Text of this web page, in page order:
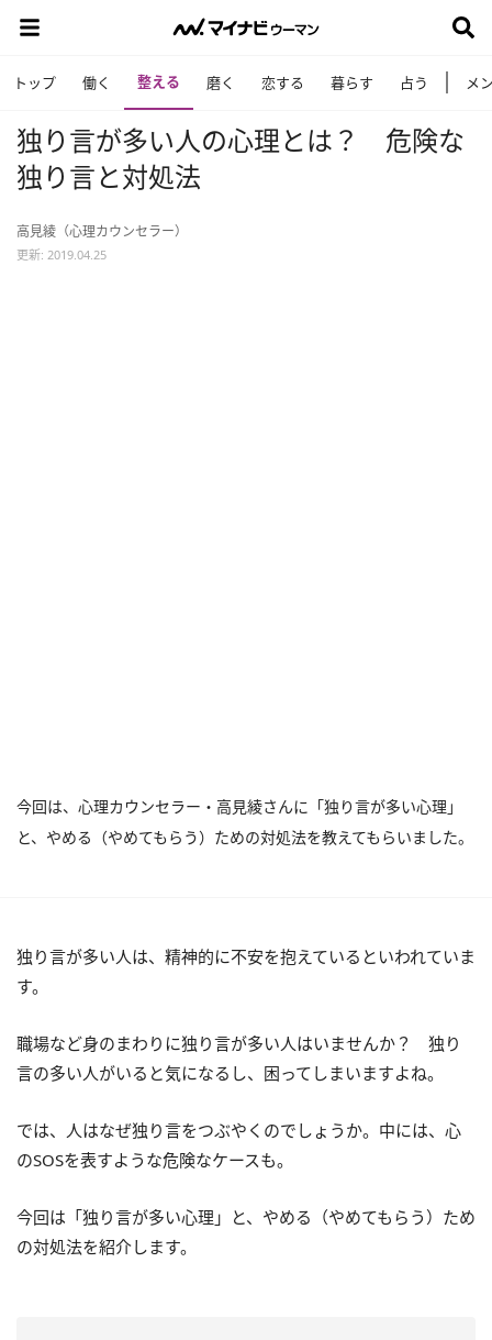
トップ 働く 整える 磨く 恋する 暮らす 占う メ
独り言が多い人の心理とは？ 危険な
独り言と対処法
高見綾（心理カウンセラー）
更新: 2019.04.25
今回は、心理カウンセラー・高見綾さんに「独り言が多い心理」
と、やめる（やめてもらう）ための対処法を教えてもらいました。
独り言が多い人は、精神的に不安を抱えているといわれていま
す。
職場など身のまわりに独り言が多い人はいませんか？ 独り
言の多い人がいると気になるし、困ってしまいますよね。
では、人はなぜ独り言をつぶやくのでしょうか。中には、心
のSOSを表すような危険なケースも。
今回は「独り言が多い心理」と、やめる（やめてもらう）ため
の対処法を紹介します。